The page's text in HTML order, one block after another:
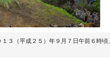
３（平成２５）年９月７日午前６時